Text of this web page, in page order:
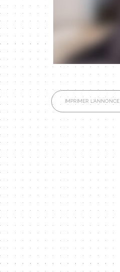
IMPRIMER L'ANNONCE